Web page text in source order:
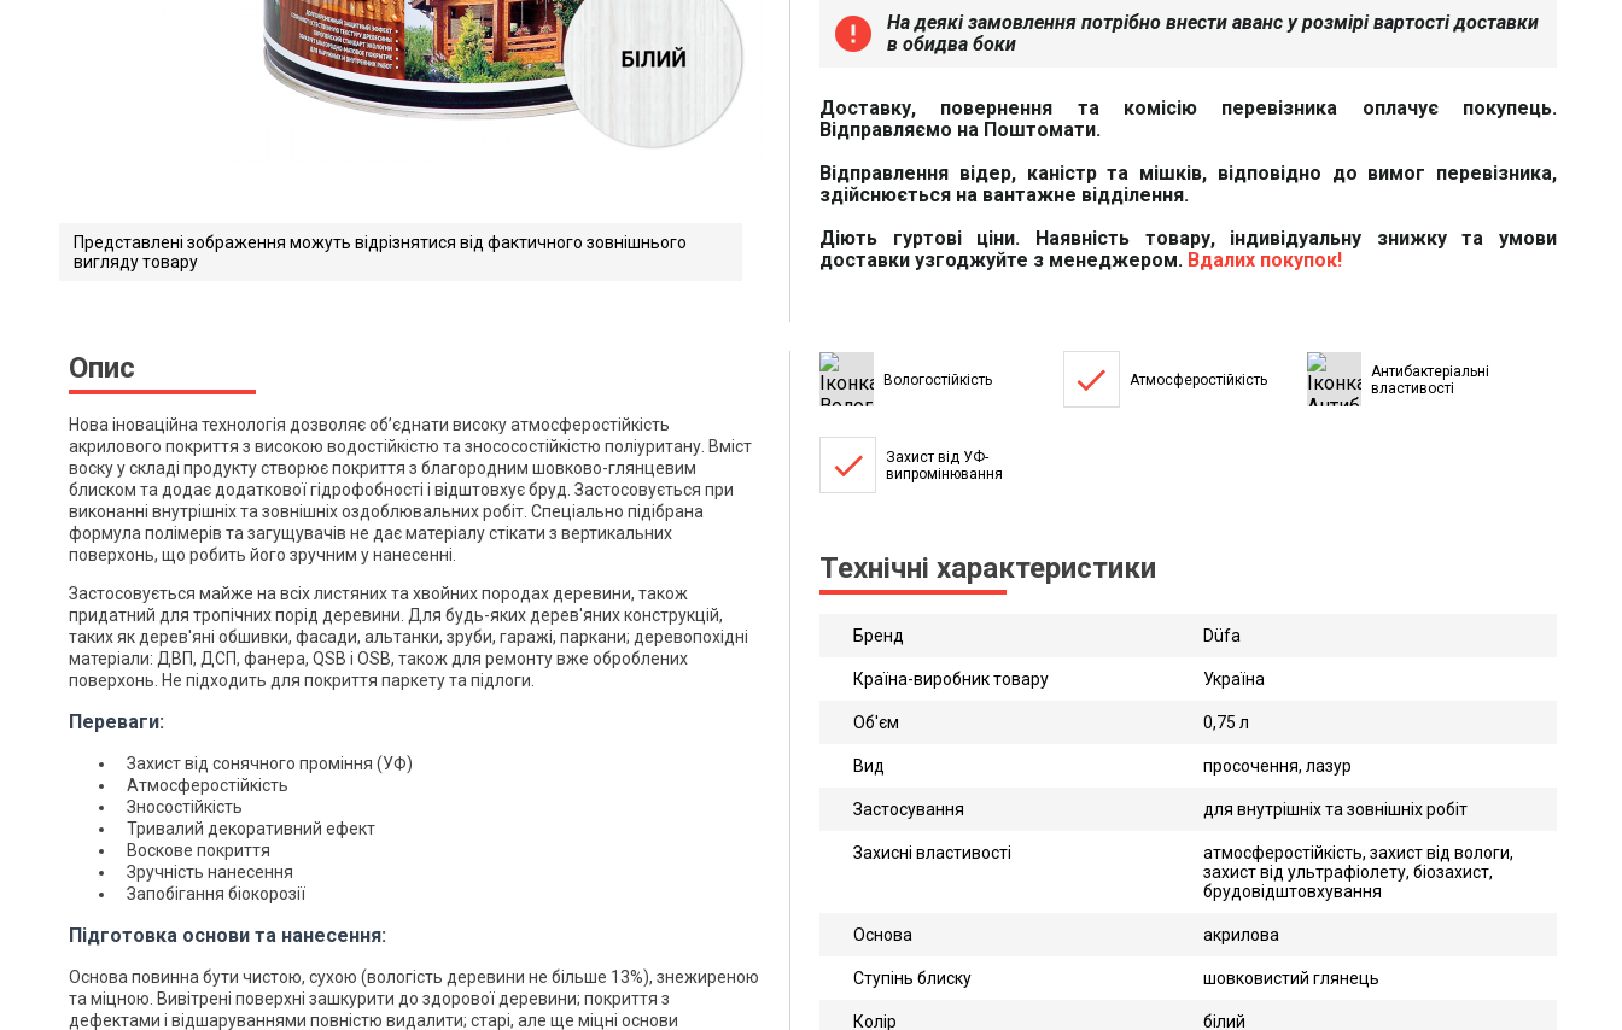
Представлені зображення можуть відрізнятися від фактичного зовнішнього
вигляду товару
error
На деякі замовлення потрібно внести аванс у розмірі вартості доставки
в обидва боки
Доставку, повернення та комісію перевізника оплачує покупець.
Відправляємо на Поштомати.
Відправлення відер, каністр та мішків, відповідно до вимог перевізника,
здійснюється на вантажне відділення.
Діють гуртові ціни. Наявність товару, індивідуальну знижку та умови
доставки узгоджуйте з менеджером. Вдалих покупок!
Опис
Нова іноваційна технологія дозволяє об’єднати високу атмосферостійкість
акрилового покриття з високою водостійкістю та знососостійкістю поліуритану. Вміст
воску у складі продукту створює покриття з благородним шовково-глянцевим
блиском та додає додаткової гідрофобності і відштовхує бруд. Застосовується при
виконанні внутрішніх та зовнішніх оздоблювальних робіт. Спеціально підібрана
формула полімерів та загущувачів не дає матеріалу стікати з вертикальних
поверхонь, що робить його зручним у нанесенні.
Застосовується майже на всіх листяних та хвойних породах деревини, також
придатний для тропічних порід деревини. Для будь-яких дерев'яних конструкцій,
таких як дерев'яні обшивки, фасади, альтанки, зруби, гаражі, паркани; деревопохідні
матеріали: ДВП, ДСП, фанера, QSB і OSB, також для ремонту вже оброблених
поверхонь. Не підходить для покриття паркету та підлоги.
Переваги:
Захист від сонячного проміння (УФ)
Атмосферостійкість
Зносостійкість
Тривалий декоративний ефект
Воскове покриття
Зручність нанесення
Запобігання біокорозії
Підготовка основи та нанесення:
Основа повинна бути чистою, сухою (вологість деревини не більше 13%), знежиреною
та міцною. Вивітрені поверхні зашкурити до здорової деревини; покриття з
дефектами і відшаруваннями повністю видалити; старі, але ще міцні основи
Вологостійкість done Атмосферостійкість
Антибактеріальні
властивості
done
Захист від УФ-
випромінювання
Технічні характеристики
Бренд Düfa
Країна-виробник товару Україна
Об'єм 0,75 л
Вид просочення, лазур
Застосування для внутрішніх та зовнішніх робіт
Захисні властивості
атмосферостійкість, захист від вологи,
захист від ультрафіолету, біозахист,
брудовідштовхування
Основа акрилова
Ступінь блиску шовковистий глянець
Колір білий